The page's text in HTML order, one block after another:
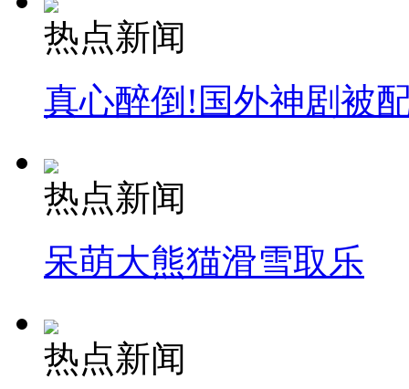
热点新闻
真心醉倒!国外神剧被
热点新闻
呆萌大熊猫滑雪取乐
热点新闻